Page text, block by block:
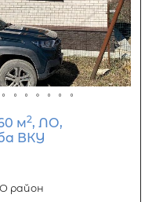
15 20